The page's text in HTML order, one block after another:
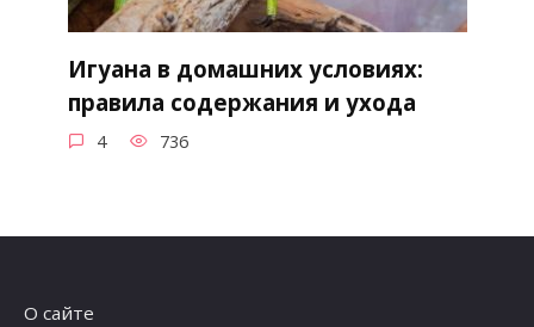
Игуана в домашних условиях:
правила содержания и ухода
4 736
О сайте